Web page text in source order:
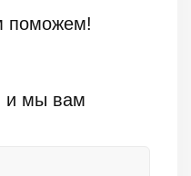
поможем!
и мы вам